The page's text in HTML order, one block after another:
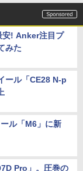
安! Anker注目プ
みた
ール「CE28 N-p
ル「M6」に新
Pro」。圧巻の